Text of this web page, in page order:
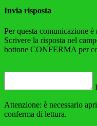
Invia risposta
Per questa comunicazione è
Scrivere la risposta nel
bottone CONFERMA per
Attenzione: è necessario
conferma di lettura.